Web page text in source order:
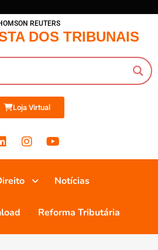
REUTERS
DOS TRIBUNAIS
Loja Virtual
Notícias
Reforma Tributária